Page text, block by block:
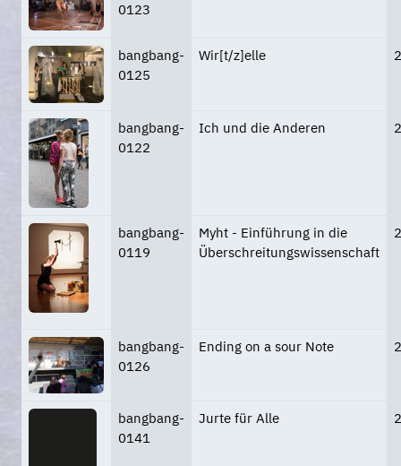
0123
bangbang-
0125
Wir[t/z]elle
bangbang-
0122
Ich und die Anderen
bangbang-
0119
Myht - Einführung in die
Überschreitungswissenschaft
bangbang-
0126
Ending on a sour Note
bangbang-
0141
Jurte für Alle